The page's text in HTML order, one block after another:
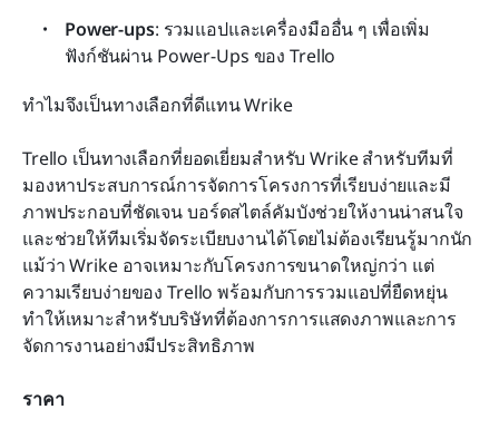
Power-ups: รวมแอปและเครื่องมืออื่น ๆ เพื่อเพิ่ม
ฟังก์ชันผ่าน Power-Ups ของ Trello
ทำไมจึงเป็นทางเลือกที่ดีแทน Wrike
Trello เป็นทางเลือกที่ยอดเยี่ยมสำหรับ Wrike สำหรับทีมที่
มองหาประสบการณ์การจัดการโครงการที่เรียบง่ายและมี
ภาพประกอบที่ชัดเจน บอร์ดสไตล์คัมบังช่วยให้งานน่าสนใจ
และช่วยให้ทีมเริ่มจัดระเบียบงานได้โดยไม่ต้องเรียนรู้มากนัก
แม้ว่า Wrike อาจเหมาะกับโครงการขนาดใหญ่กว่า แต่
ความเรียบง่ายของ Trello พร้อมกับการรวมแอปที่ยืดหยุ่น
ทำให้เหมาะสำหรับบริษัทที่ต้องการการแสดงภาพและการ
จัดการงานอย่างมีประสิทธิภาพ
ราคา